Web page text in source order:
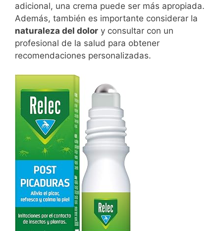
adicional, una crema puede ser más apropiada.
Además, también es importante considerar la
naturaleza del dolor y consultar con un
profesional de la salud para obtener
recomendaciones personalizadas.